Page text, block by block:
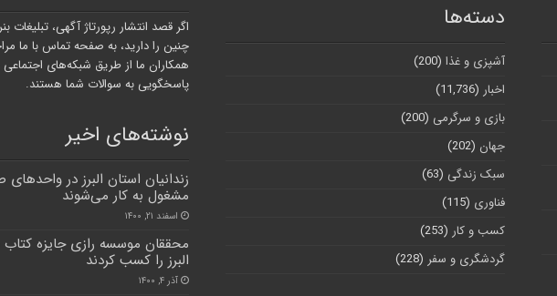
دسته‌ها
آشپزی و غذا (200)
اخبار (11,736)
بازی و سرگرمی (200)
جهان (202)
سبک زندگی (63)
فناوری (115)
کسب و کار (253)
گردشگری و سفر (228)
اگر قصد انتشار رپورتاژ آگهی، تبلیغات
چنین را دارید، به صفحه تماس با ما
همکاران ما از طریق شبکه‌های اجتماعی
پاسخگویی به سوالات شما هستند.
نوشته‌های اخیر
زندانیان استان البرز در
مشغول به کار می‌شوند
اسفند ۲۱, ۱۴۰۰
محققان موسسه رازی جایزه
البرز را کسب کردند
آذر ۴, ۱۴۰۰